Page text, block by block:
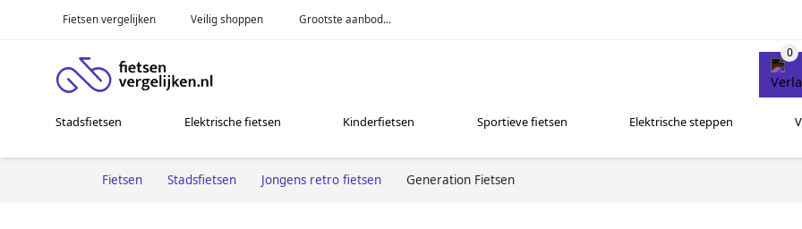
Fietsen vergelijken Veilig shoppen Grootste aanbod...
Stadsfietsen Elektrische fietsen Kinderfietsen Sportieve fietsen Elektrische steppen
Fietsen Stadsfietsen Jongens retro fietsen Generation Fietsen